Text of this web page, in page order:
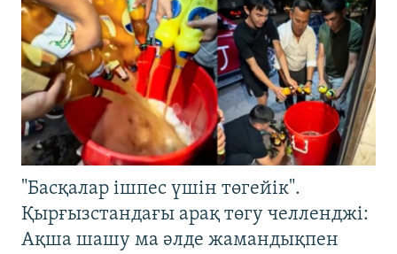
"Басқалар ішпес үшін төгейік".
Қырғызстандағы арақ төгу челленджі:
Ақша шашу ма әлде жамандықпен